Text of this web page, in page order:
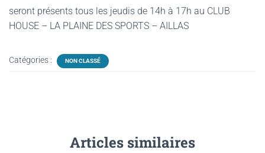
seront présents tous les jeudis de 14h à 17h au CLUB
HOUSE – LA PLAINE DES SPORTS – AILLAS
Catégories : NON CLASSÉ
Articles similaires